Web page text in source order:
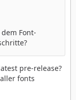
Font-
pre-release?
fonts